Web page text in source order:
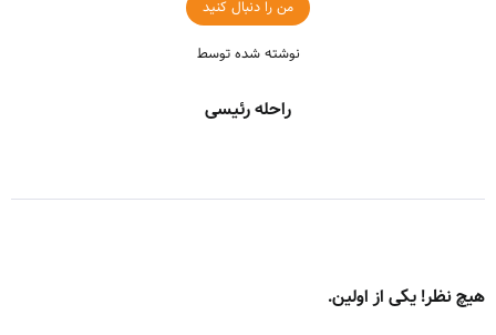
من را دنبال کنید
نوشته شده توسط
راحله رئیسی
هیچ نظر! یکی از اولین.